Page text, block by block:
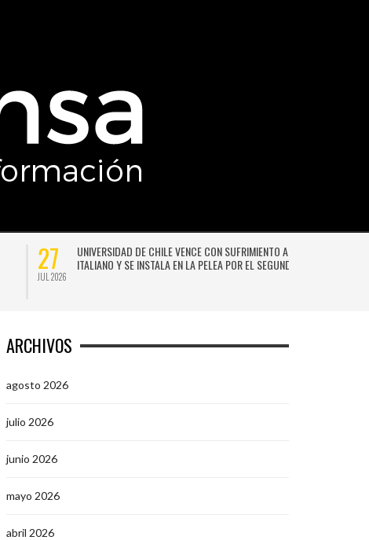
27
JUL 2026
UNIVERSIDAD DE CHILE VENCE CON SUFRIMIENTO A AUDAX
ITALIANO Y SE INSTALA EN LA PELEA POR EL SEGUNDO LUGAR
ARCHIVOS
agosto 2026
julio 2026
junio 2026
mayo 2026
abril 2026